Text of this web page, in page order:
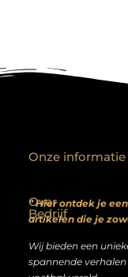
Over
Bedrijf
” Hier ontdek je
artikelen die je
Wij bieden een
spannende
Onze informatie